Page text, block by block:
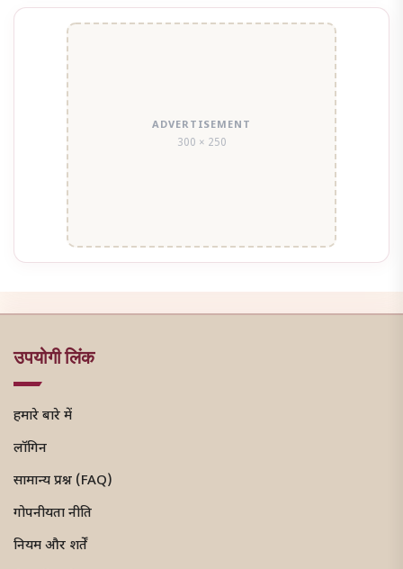
ADVERTISEMENT
300 × 250
उपयोगी लिंक
हमारे बारे में
लॉगिन
सामान्य प्रश्न (FAQ)
गोपनीयता नीति
नियम और शर्तें